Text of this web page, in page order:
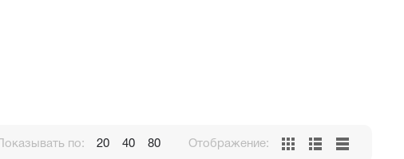
Показывать по: 20 40 80 Отображение: